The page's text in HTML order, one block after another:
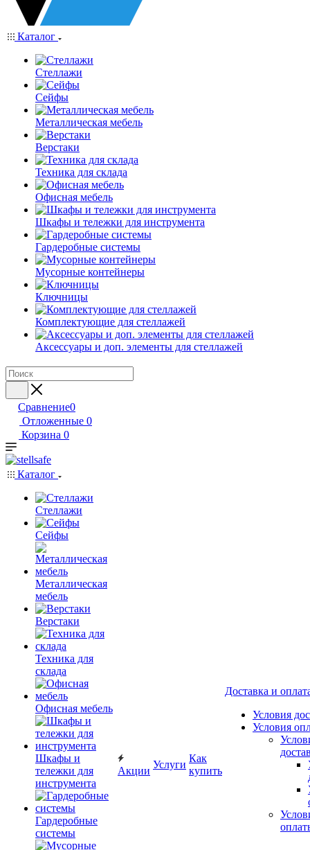
Каталог
Стеллажи
Сейфы
Металлическая мебель
Верстаки
Техника для склада
Офисная мебель
Шкафы и тележки для инструмента
Гардеробные системы
Мусорные контейнеры
Ключницы
Комплектующие для стеллажей
Аксессуары и доп. элементы для стеллажей
Сравнение0
Отложенные 0
Корзина 0
Каталог
Стеллажи
Сейфы
Металлическая
мебель
Верстаки
Техника для
склада
Офисная мебель
Шкафы и
тележки для
инструмента
Гардеробные
системы
Акции
Услуги
Как
купить
Доставка и
Условия
Условия